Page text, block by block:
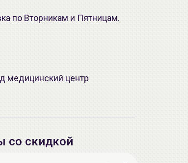
по Вторникам и Пятницам.
медицинский центр
со скидкой